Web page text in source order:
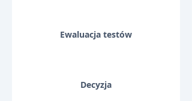
Ewaluacja testów
Decyzja